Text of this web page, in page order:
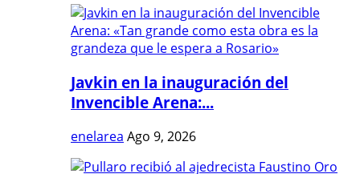
Javkin en la inauguración del
Invencible Arena:...
enelarea Ago 9, 2026